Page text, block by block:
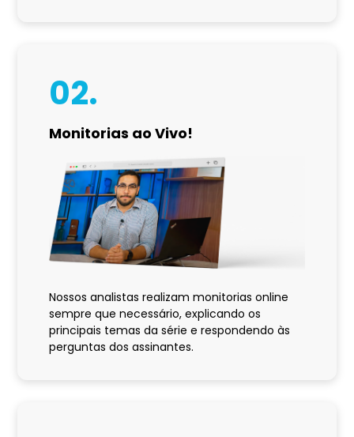
02.
Monitorias ao Vivo!
Nossos analistas realizam monitorias online
sempre que necessário, explicando os
principais temas da série e respondendo às
perguntas dos assinantes.